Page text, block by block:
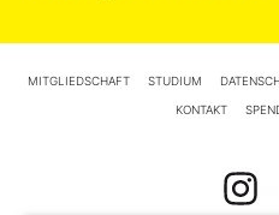
MITGLIEDSCHAFT STUDIUM
KONTAKT